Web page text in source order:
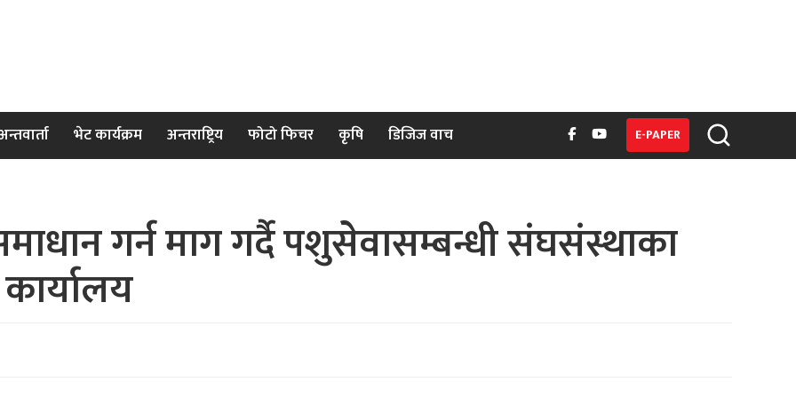
भेट कार्यक्रम अन्तराष्ट्रिय फोटो फिचर कृषि डिजिज वाच E-PAPER
गर्न माग गर्दै पशुसेवासम्बन्धी संघसंस्थाका
कार्यालय